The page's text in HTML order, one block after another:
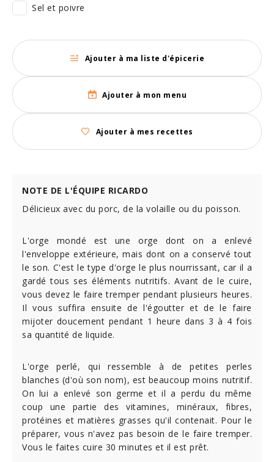
Sel et poivre
Ajouter à ma liste d'épicerie
Ajouter à mon menu
Ajouter à mes recettes
NOTE DE L'ÉQUIPE RICARDO
Délicieux avec du porc, de la volaille ou du poisson.
L'orge mondé est une orge dont on a enlevé
l'enveloppe extérieure, mais dont on a conservé tout
le son. C'est le type d'orge le plus nourrissant, car il a
gardé tous ses éléments nutritifs. Avant de le cuire,
vous devez le faire tremper pendant plusieurs heures.
Il vous suffira ensuite de l'égoutter et de le faire
mijoter doucement pendant 1 heure dans 3 à 4 fois
sa quantité de liquide.
L'orge perlé, qui ressemble à de petites perles
blanches (d'où son nom), est beaucoup moins nutritif.
On lui a enlevé son germe et il a perdu du même
coup une partie des vitamines, minéraux, fibres,
protéines et matières grasses qu'il contenait. Pour le
préparer, vous n'avez pas besoin de le faire tremper.
Vous le faites cuire 30 minutes et il est prêt.